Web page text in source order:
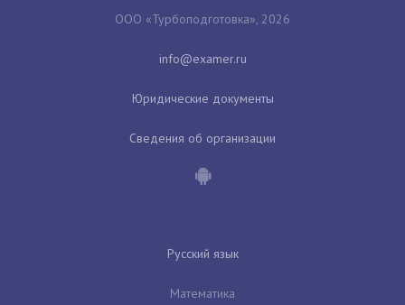
ООО «Турбоподготовка», 2026
Юридические документы
Сведения об организации
Русский язык
Математика